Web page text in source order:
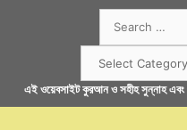
for:
এই ওয়েবসাইট কুরআন ও সহীহ সুন্নাহ এবং